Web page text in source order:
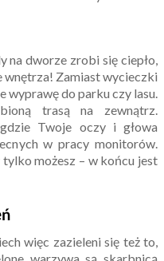
dworze zrobi się ciepło,
wnętrza! Zamiast wycieczki
do parku czy lasu.
trasą na zewnątrz.
Twoje oczy i głowa
w pracy monitorów.
tylko możesz – w końcu jest
więc zazieleni się też to,
warzywa są skarbnicą